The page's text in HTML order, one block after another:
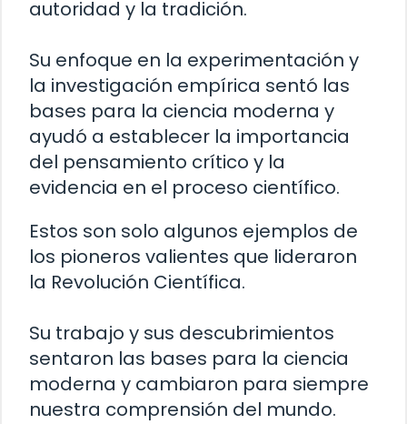
autoridad y la tradición.
Su enfoque en la experimentación y
la investigación empírica sentó las
bases para la ciencia moderna y
ayudó a establecer la importancia
del pensamiento crítico y la
evidencia en el proceso científico.
Estos son solo algunos ejemplos de
los pioneros valientes que lideraron
la Revolución Científica.
Su trabajo y sus descubrimientos
sentaron las bases para la ciencia
moderna y cambiaron para siempre
nuestra comprensión del mundo.